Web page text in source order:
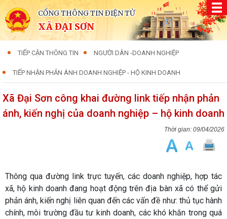
CỔNG THÔNG TIN ĐIỆN TỬ
XÃ ĐẠI SƠN
TIẾP CẬN THÔNG TIN NGƯỜI DÂN -DOANH NGHIỆP
TIẾP NHẬN PHẢN ÁNH DOANH NGHIỆP - HỘ KINH DOANH
Xã Đại Sơn công khai đường link tiếp nhận phản
ánh, kiến nghị của doanh nghiệp – hộ kinh doanh
09/04/2026
Thông qua đường link trực tuyến, các doanh nghiệp, hợp tác
xã, hộ kinh doanhđang hoạt động trên địa bàn xã có thể gửi
phản ánh, kiến nghị liên quan đến các vấn đề như: thủ tục hành
chính, môi trường đầu tư kinh doanh, các khó khăn trong quá